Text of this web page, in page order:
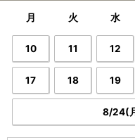
月 火 水
10 11 12
17 18 19
8/24(